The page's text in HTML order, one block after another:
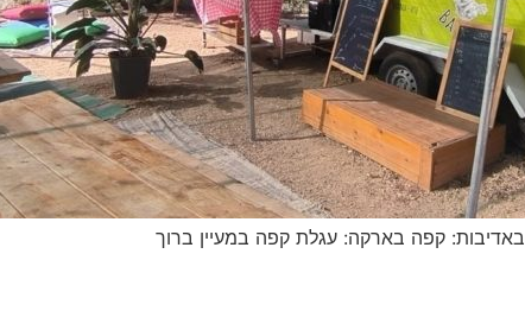
באדיבות: קפה בארקה: עגלת קפה במעיין ברוך